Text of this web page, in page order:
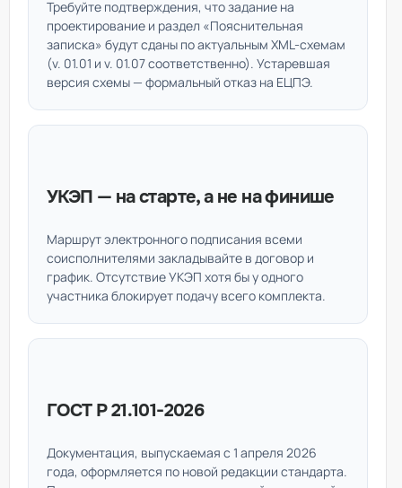
Требуйте подтверждения, что задание на
проектирование и раздел «Пояснительная
записка» будут сданы по актуальным XML-схемам
(v. 01.01 и v. 01.07 соответственно). Устаревшая
версия схемы — формальный отказ на ЕЦПЭ.
УКЭП — на старте, а не на финише
Маршрут электронного подписания всеми
соисполнителями закладывайте в договор и
график. Отсутствие УКЭП хотя бы у одного
участника блокирует подачу всего комплекта.
ГОСТ Р 21.101-2026
Документация, выпускаемая с 1 апреля 2026
года, оформляется по новой редакции стандарта.